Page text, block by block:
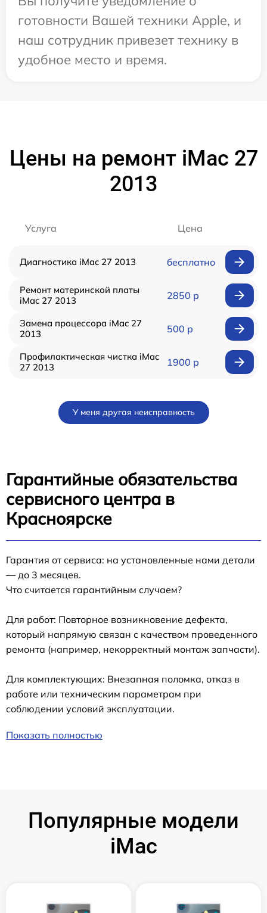
готовности Вашей техники Apple, и
наш сотрудник привезет технику в
удобное место и время.
Цены на ремонт iMac 27
2013
Услуга Цена
Диагностика iMac 27 2013 бесплатно
Ремонт материнской платы
iMac 27 2013
2850 р
Замена процессора iMac 27
2013
500 р
Профилактическая чистка iMac
27 2013
1900 р
У меня другая неисправность
Гарантийные обязательства
сервисного центра в
Красноярске
Гарантия от сервиса: на установленные нами детали
— до 3 месяцев.
Что считается гарантийным случаем?
Для работ: Повторное возникновение дефекта,
который напрямую связан с качеством проведенного
ремонта (например, некорректный монтаж запчасти).
Для комплектующих: Внезапная поломка, отказ в
работе или техническим параметрам при
соблюдении условий эксплуатации.
Показать полностью
Популярные модели
iMac